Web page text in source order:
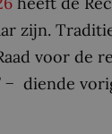
zijn.
voor de
− diende